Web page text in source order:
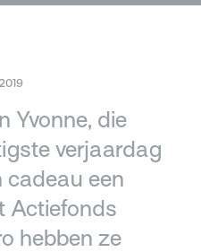
Yvonne, die
verjaardag
cadeau een
Actiefonds
hebben ze